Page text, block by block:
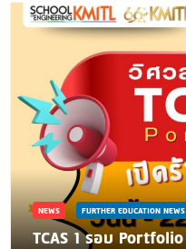
NEWS FURTHER EDUCATION NEWS
TCAS 1 รอบ Portfolio